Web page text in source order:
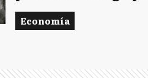
Economía